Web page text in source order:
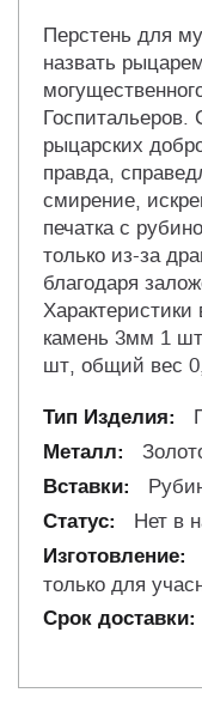
Перстень для
назвать
рыцарских
правда,
смирение,
печатка с
только из-за
благодаря
камень 3мм 1
шт, общий вес
Нет в
только для